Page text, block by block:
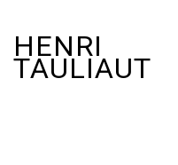
HENRI
TAULIAUT